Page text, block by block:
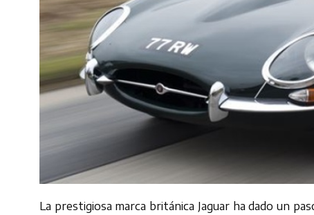
La prestigiosa marca británica Jaguar ha dado un